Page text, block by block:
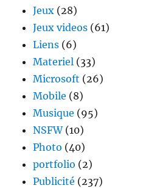
Jeux (28)
Jeux videos (61)
Liens (6)
Materiel (33)
Microsoft (26)
Mobile (8)
Musique (95)
NSFW(10)
Photo (40)
portfolio (2)
Publicité (237)